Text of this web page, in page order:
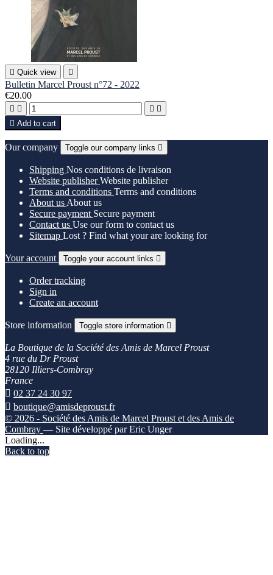
 Quick view 
Bulletin Marcel Proust n°72 - 2022
€20.00
   
 Add to cart
Our company Toggle our company links 
Shipping Nos conditions de livraison
Website publisherWebsite publisher
Terms and conditions Terms and conditions
About us About us
Secure payment Secure payment
Contact us Use our form to contact us
Sitemap Lost ? Find what your are looking for
Your account Toggle your account links 
Order tracking
Sign in
Create an account
Store information Toggle store information 
La Boutique de la Société des Amis de Marcel Proust
4 rue du Dr Proust
28120 Illiers-Combray
France
 02 37 24 30 97
 boutique@amisdeproust.fr
© 2026 - Société des Amis de Marcel Proust et des Amis de
Combray — Site développé par Eric Unger
Loading...
Back to top